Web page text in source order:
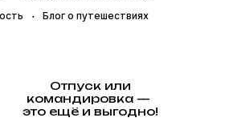
Блог о путешествиях
Отпуск или
командировка —
это ещё и выгодно!